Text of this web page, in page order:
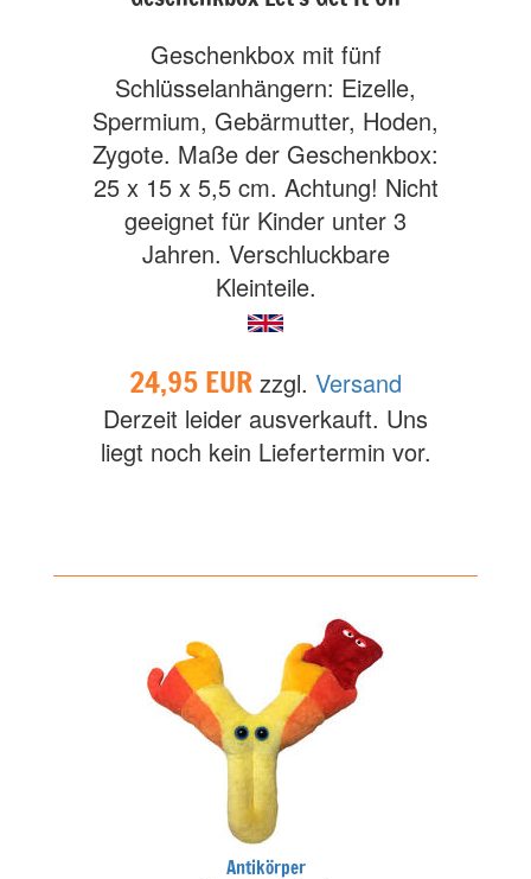
Geschenkbox mit fünf
Schlüsselanhängern: Eizelle,
Spermium, Gebärmutter, Hoden,
Zygote. Maße der Geschenkbox:
25 x 15 x 5,5 cm. Achtung! Nicht
geeignet für Kinder unter 3
Jahren. Verschluckbare
Kleinteile.
24,95 EUR zzgl. Versand
Derzeit leider ausverkauft. Uns
liegt noch kein Liefertermin vor.
Antikörper